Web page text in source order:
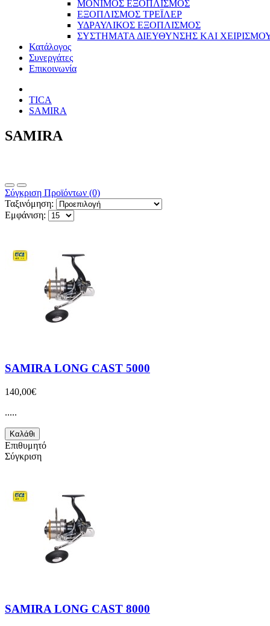
ΜΟΝΙΜΟΣ ΕΞΟΠΛΙΣΜΟΣ
ΕΞΟΠΛΙΣΜΟΣ ΤΡΕΪΛΕΡ
ΥΔΡΑΥΛΙΚΟΣ ΕΞΟΠΛΙΣΜΟΣ
ΣΥΣΤΗΜΑΤΑ ΔΙΕΥΘΥΝΣΗΣ ΚΑΙ
Κατάλογος
Συνεργάτες
Επικοινωνία
TICA
SAMIRA
SAMIRA
Σύγκριση Προϊόντων (0)
Ταξινόμηση:
Εμφάνιση:
SAMIRA LONG CAST 5000
140,00€
.....
Καλάθι
Επιθυμητό
Σύγκριση
SAMIRA LONG CAST 8000